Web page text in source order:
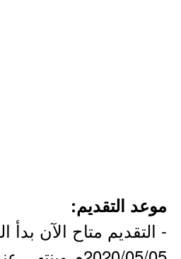
موعد التقديم:
- التقديم متاح الآن بدأ